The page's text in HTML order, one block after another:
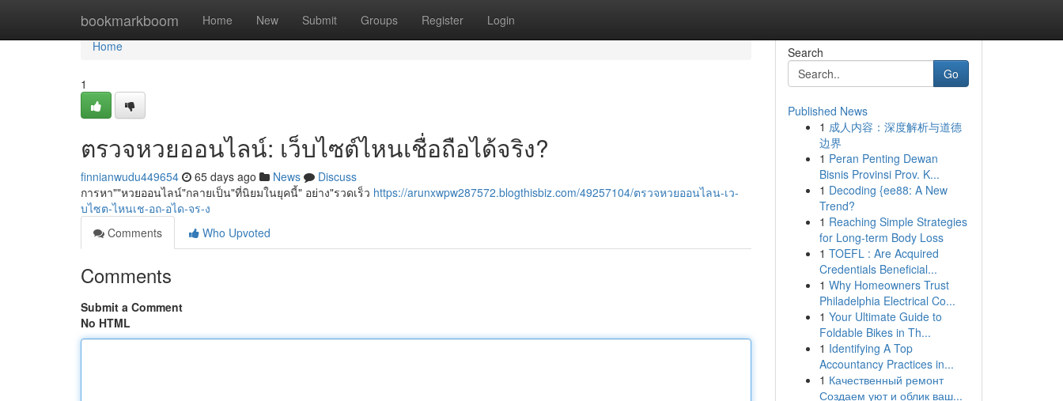
bookmarkboom Home New Submit Groups Register Login
Home
Home
1
ตรวจหวยออนไลน์: เว็บไซต์ไหนเชื่อถือได้จริง?
finnianwudu449654 65 days ago News
Discuss
การหา""หวยออนไลน์"กลายเป็น"ที่นิยมในยุคนี้" อย่าง"รวดเร็ว https://arunxwpw287572.blogthisbiz.com/49257104/ตรวจหวยออนไลน-เว-
บไซต-ไหนเช-อถ-อได-จร-ง
Comments
Who Upvoted
Comments
Submit a Comment
No HTML
Search
Go
Published News
1 成人内容：深度解析与道德
边界
1 Peran Penting Dewan
Bisnis Provinsi Prov. K...
1 Decoding {ee88: A New
Trend?
1 Reaching Simple Strategies
for Long-term Body Loss
1 TOEFL : Are Acquired
Credentials Beneficial...
1 Why Homeowners Trust
Philadelphia Electrical Co...
1 Your Ultimate Guide to
Foldable Bikes in Th...
1 Identifying A Top
Accountancy Practices in...
1 Качественный ремонт
Создаем уют и облик ваш...